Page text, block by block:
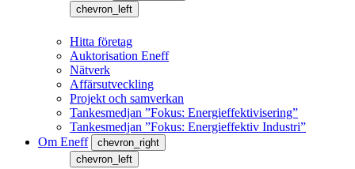
chevron_left
Hitta företag
Auktorisation Eneff
Nätverk
Affärsutveckling
Projekt och samverkan
Tankesmedjan ”Fokus: Energieffektivisering”
Tankesmedjan ”Fokus: Energieffektiv Industri”
Om Eneff
chevron_right
chevron_left